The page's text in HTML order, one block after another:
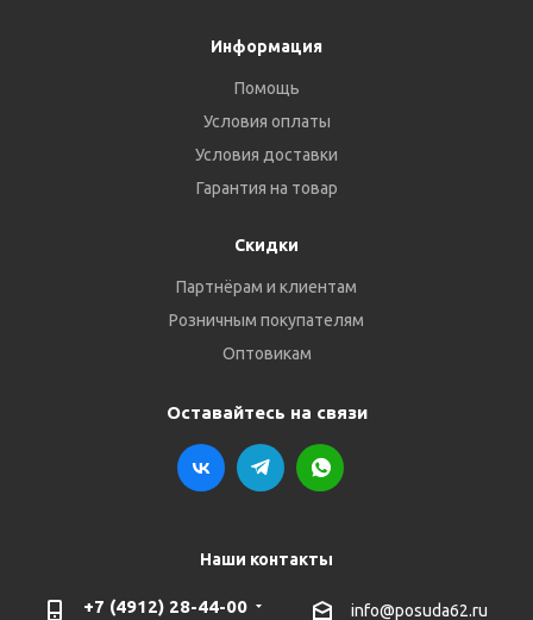
Информация
Помощь
Условия оплаты
Условия доставки
Гарантия на товар
Скидки
Партнёрам и клиентам
Розничным покупателям
Оптовикам
Оставайтесь на связи
Наши контакты
+7 (4912) 28-44-00 info@posuda62.ru